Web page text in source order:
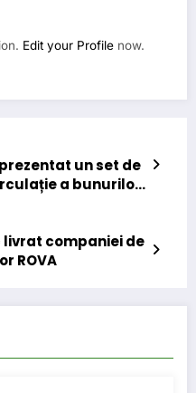
Edit your Profile now.
un set de
a bunurilor
livrat companiei de
ROVA